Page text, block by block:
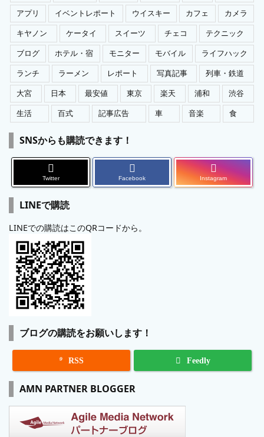
アプリ
イベントレポート ウイスキー カフェ
カメラ
キヤノン
ケータイ スイーツ チェコ
テクニック
ブログ
ホテル・宿 モニター モバイル
ライフハック
ランチ
ラーメン レポート 写真記事
列車・鉄道
大宮
日本 最安値 東京 楽天 浦和
渋谷
生活
百式 記事広告 車 音楽 食
SNSからも購読できます！
Twitter Facebook Instagram
LINEで購読
LINEでの購読はこのQRコードから。
ブログの購読をお願いします！
 RSS Feedly
AMN PARTNER BLOGGER